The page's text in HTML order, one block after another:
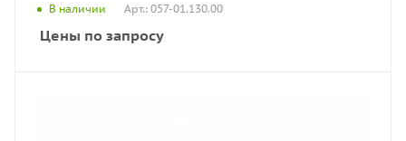
В наличии Арт.: 057-01.130.00
Цены по запросу